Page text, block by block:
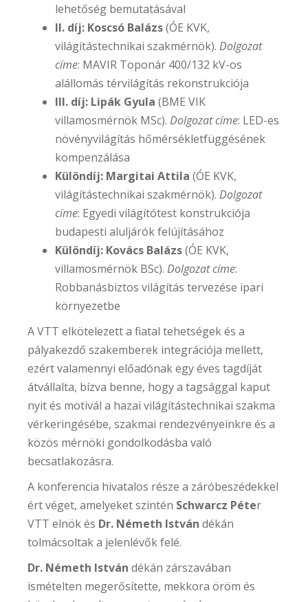
lehetőség bemutatásával
II. díj: Koscsó Balázs(ÓE KVK,
világítástechnikai szakmérnök). Dolgozat
címe: MAVIR Toponár 400/132 kV-os
alállomás térvilágítás rekonstrukciója
III. díj: Lipák Gyula (BME VIK
villamosmérnök MSc). Dolgozat címe: LED-es
növényvilágítás hőmérsékletfüggésének
kompenzálása
Különdíj: Margitai Attila (ÓE KVK,
világítástechnikai szakmérnök). Dolgozat
címe: Egyedi világítótest konstrukciója
budapesti aluljárók felújításához
Különdíj: Kovács Balázs(ÓE KVK,
villamosmérnök BSc). Dolgozat címe:
Robbanásbiztos világítás tervezése ipari
környezetbe
A VTT elkötelezett a fiatal tehetségek és a
pályakezdő szakemberek integrációja mellett,
ezért valamennyi előadónak egy éves tagdíját
átvállalta, bízva benne, hogy a tagsággal kaput
nyit és motivál a hazai világítástechnikai szakma
vérkeringésébe, szakmai rendezvényeinkre és a
közös mérnöki gondolkodásba való
becsatlakozásra.
A konferencia hivatalos része a záróbeszédekkel
ért véget, amelyeket szintén Schwarcz Péter
VTT elnök és Dr. Németh István dékán
tolmácsoltak a jelenlévők felé.
Dr. Németh István dékán zárszavában
ismételten megerősítette, mekkora öröm és